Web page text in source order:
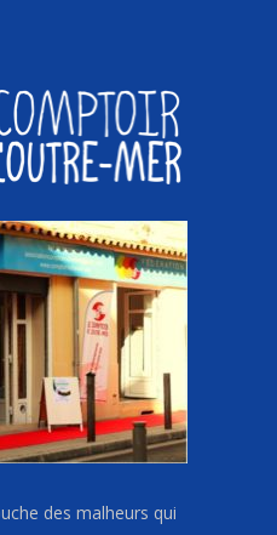
des malheurs qui